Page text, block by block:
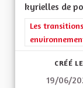
kyrielles de
Filtrer les
Les
CRÉÉ LE
19/06/